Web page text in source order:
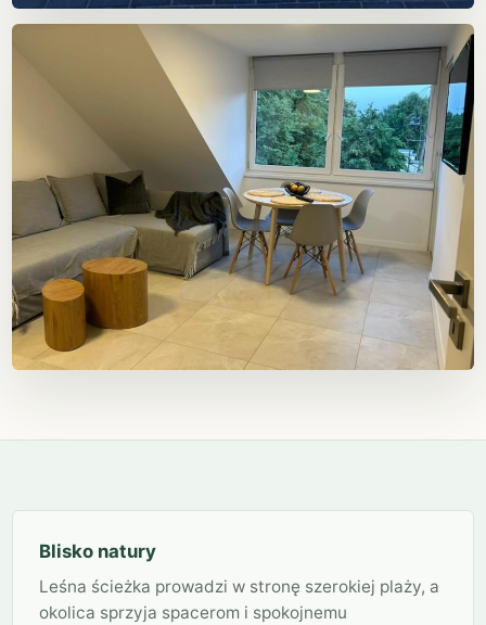
Blisko natury
Leśna ścieżka prowadzi w stronę szerokiej plaży, a
okolica sprzyja spacerom i spokojnemu